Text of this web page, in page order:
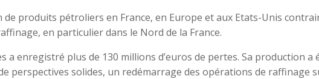
de produits pétroliers en France, en Europe et aux Etats-Unis
en particulier dans le Nord de la France.
a enregistré plus de 130 millions d’euros de pertes. Sa production a
perspectives solides, un redémarrage des opérations de raffinage